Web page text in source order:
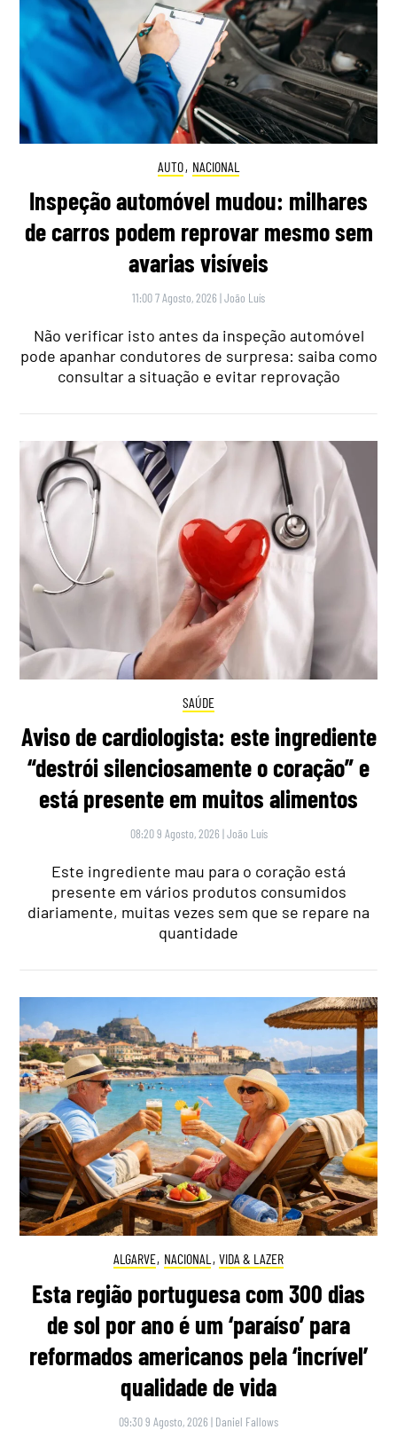
AUTO, NACIONAL
Inspeção automóvel mudou: milhares
de carros podem reprovar mesmo sem
avarias visíveis
11:00 7 Agosto, 2026 |João Luís
Não verificar isto antes da inspeção automóvel
pode apanhar condutores de surpresa: saiba como
consultar a situação e evitar reprovação
SAÚDE
Aviso de cardiologista: este ingrediente
“destrói silenciosamente o coração” e
está presente em muitos alimentos
08:20 9 Agosto, 2026 |João Luís
Este ingrediente mau para o coração está
presente em vários produtos consumidos
diariamente, muitas vezes sem que se repare na
quantidade
ALGARVE, NACIONAL , VIDA & LAZER
Esta região portuguesa com 300 dias
de sol por ano é um ‘paraíso’ para
reformados americanos pela ‘incrível’
qualidade de vida
09:30 9 Agosto, 2026 | Daniel Fallows